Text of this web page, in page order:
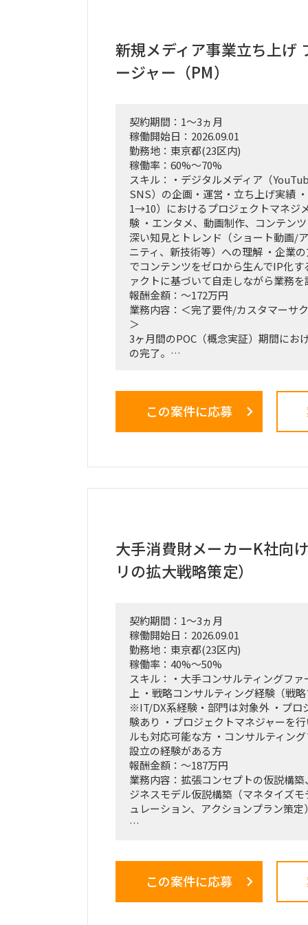
新規メディア事業立ち上げ
ージャー（PM）
契約期間：1～3ヵ月
稼働開始日：2026.09.01
勤務地：東京都(23区内)
稼働率：60%～70%
スキル：・デジタルメディア（
SNS）の企画・運営・立ち上げ実績
1→10）におけるプロジェクトマネジ
験 ・エンタメ、動画制作、コンテン
深い知見とトレンド（ショート動画/
ニティ、新技術等）への理解 ・企業
でコンテンツをゼロから生んでIP化
ァクトに基づいて自走しながら業務
報酬金額：～172万円
業務内容：＜完了要件/カスタマーサ
＞
3ヶ月間のPOC（概念実証）期間にお
の完了。
＜業務内容＞
計および進行管理。
・事業計画、ターゲット層の選定、
・週1回または隔週1回程度の定例ミ
よび進捗報告。
この案件に応募
大手消費財メーカーK社向
リの拡大戦略策定）
契約期間：1～3ヵ月
稼働開始日：2026.09.01
勤務地：東京都(23区内)
稼働率：40%～50%
スキル：・大手コンサルティングフ
上 ・戦略コンサルティング経験（戦
※IT/DX系経験・部門は対象外 ・プロ
験あり ・プロジェクトマネジャーを
ルも対応可能な方 ・コンサルティン
設立の経験がある方
報酬金額：～187万円
業務内容：拡張コンセプトの仮説構
ジネスモデル仮説構築（マネタイズ
ュレーション、アクションプラン策定）
く、正解がない難易度の高いPJ」に
る立場で携わっている方
この案件に応募